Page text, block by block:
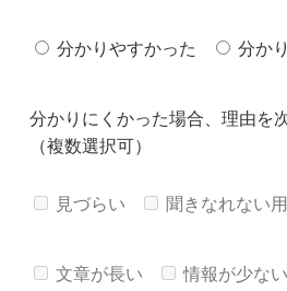
分かりやすかった 分か
分かりにくかった場合、理由を
（複数選択可）
見づらい 聞きなれない
文章が長い 情報が少ない